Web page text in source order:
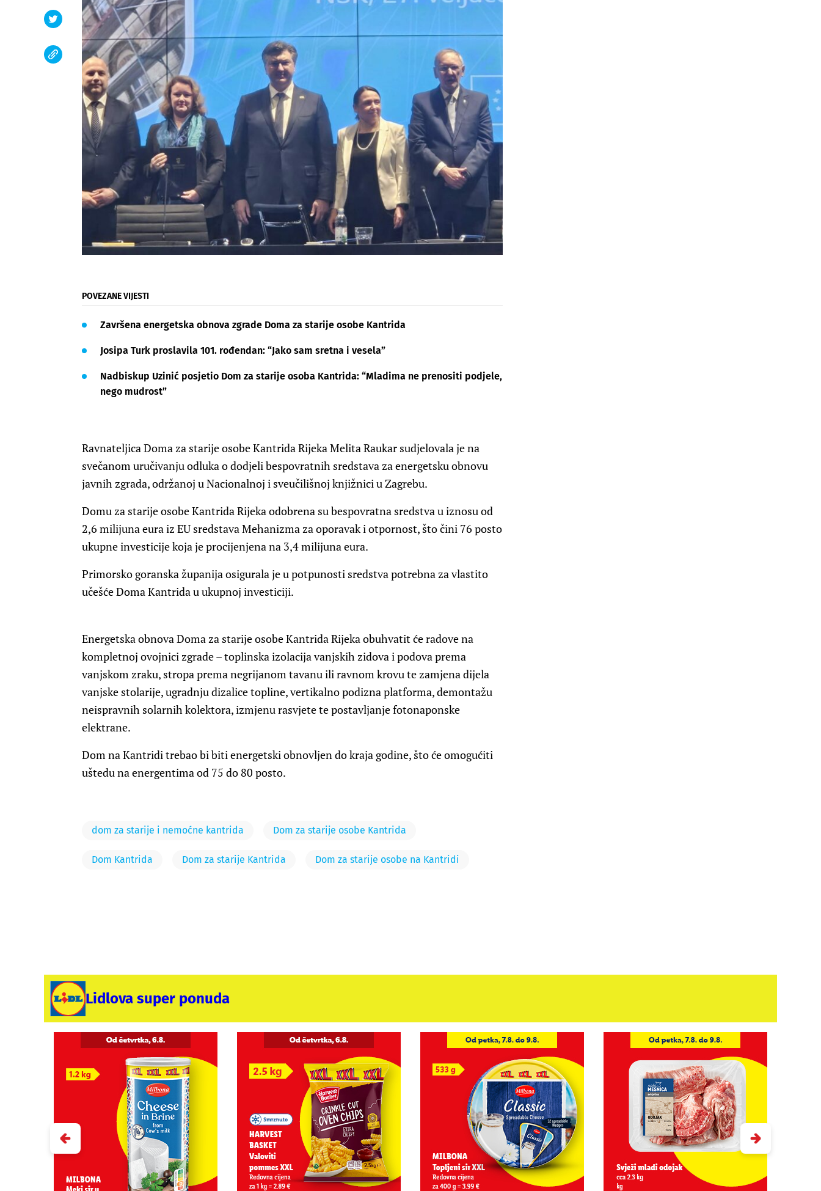
POVEZANE VIJESTI
Završena energetska obnova zgrade Doma za starije osobe Kantrida
Josipa Turk proslavila 101. rođendan: “Jako sam sretna i vesela”
Nadbiskup Uzinić posjetio Dom za starije osoba Kantrida: “Mladima ne prenositi podjele,
nego mudrost”
Ravnateljica Doma za starije osobe Kantrida Rijeka Melita Raukar sudjelovala je na
svečanom uručivanju odluka o dodjeli bespovratnih sredstava za energetsku obnovu
javnih zgrada, održanoj u Nacionalnoj i sveučilišnoj knjižnici u Zagrebu.
Domu za starije osobe Kantrida Rijeka odobrena su bespovratna sredstva u iznosu od
2,6 milijuna eura iz EU sredstava Mehanizma za oporavak i otpornost, što čini 76 posto
ukupne investicije koja je procijenjena na 3,4 milijuna eura.
Primorsko goranska županija osigurala je u potpunosti sredstva potrebna za vlastito
učešće Doma Kantrida u ukupnoj investiciji.
Energetska obnova Doma za starije osobe Kantrida Rijeka obuhvatit će radove na
kompletnoj ovojnici zgrade – toplinska izolacija vanjskih zidova i podova prema
vanjskom zraku, stropa prema negrijanom tavanu ili ravnom krovu te zamjena dijela
vanjske stolarije, ugradnju dizalice topline, vertikalno podizna platforma, demontažu
neispravnih solarnih kolektora, izmjenu rasvjete te postavljanje fotonaponske
elektrane.
Dom na Kantridi trebao bi biti energetski obnovljen do kraja godine, što će omogućiti
uštedu na energentima od 75 do 80 posto.
dom za starije i nemoćne kantrida Dom za starije osobe Kantrida
Dom Kantrida Dom za starije Kantrida Dom za starije osobe na Kantridi
Lidlova super ponuda